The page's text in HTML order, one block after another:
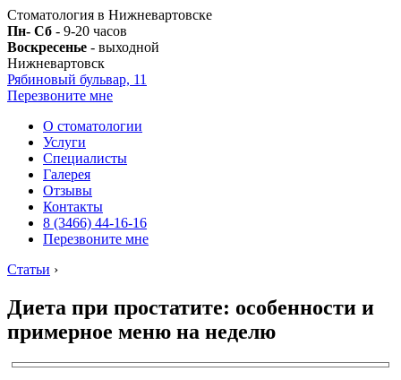
Стоматология в Нижневартовске
Пн- Сб - 9-20 часов
Воскресенье - выходной
Нижневартовск
Рябиновый бульвар, 11
Перезвоните мне
О стоматологии
Услуги
Специалисты
Галерея
Отзывы
Контакты
8 (3466) 44-16-16
Перезвоните мне
Статьи ›
Диета при простатите: особенности и
примерное меню на неделю